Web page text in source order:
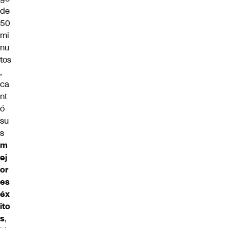
de
50
mi
nu
tos
,
ca
nt
ó
su
s
m
ej
or
es
éx
ito
s,